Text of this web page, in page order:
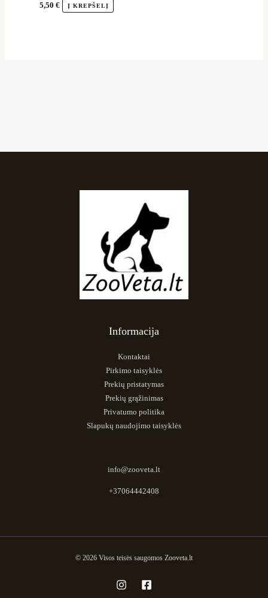
5,50€ Į KREPŠELĮ
Informacija
Kontaktai
Pirkimo taisyklės
Prekių pristatymas
Prekių grąžinimas
Privatumo politika
Slapukų naudojimo taisyklės
info@zooveta.lt
+37064442408
© 2026 Visos teisės saugomos Zooveta.lt